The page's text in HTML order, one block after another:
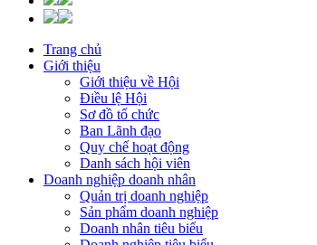
Trang chủ
Giới thiệu
Giới thiệu về Hội
Điều lệ Hội
Sơ đồ tổ chức
Ban Lãnh đạo
Quy chế hoạt động
Danh sách hội viên
Doanh nghiệp doanh nhân
Quản trị doanh nghiệp
Sản phẩm doanh nghiệp
Doanh nhân tiêu biểu